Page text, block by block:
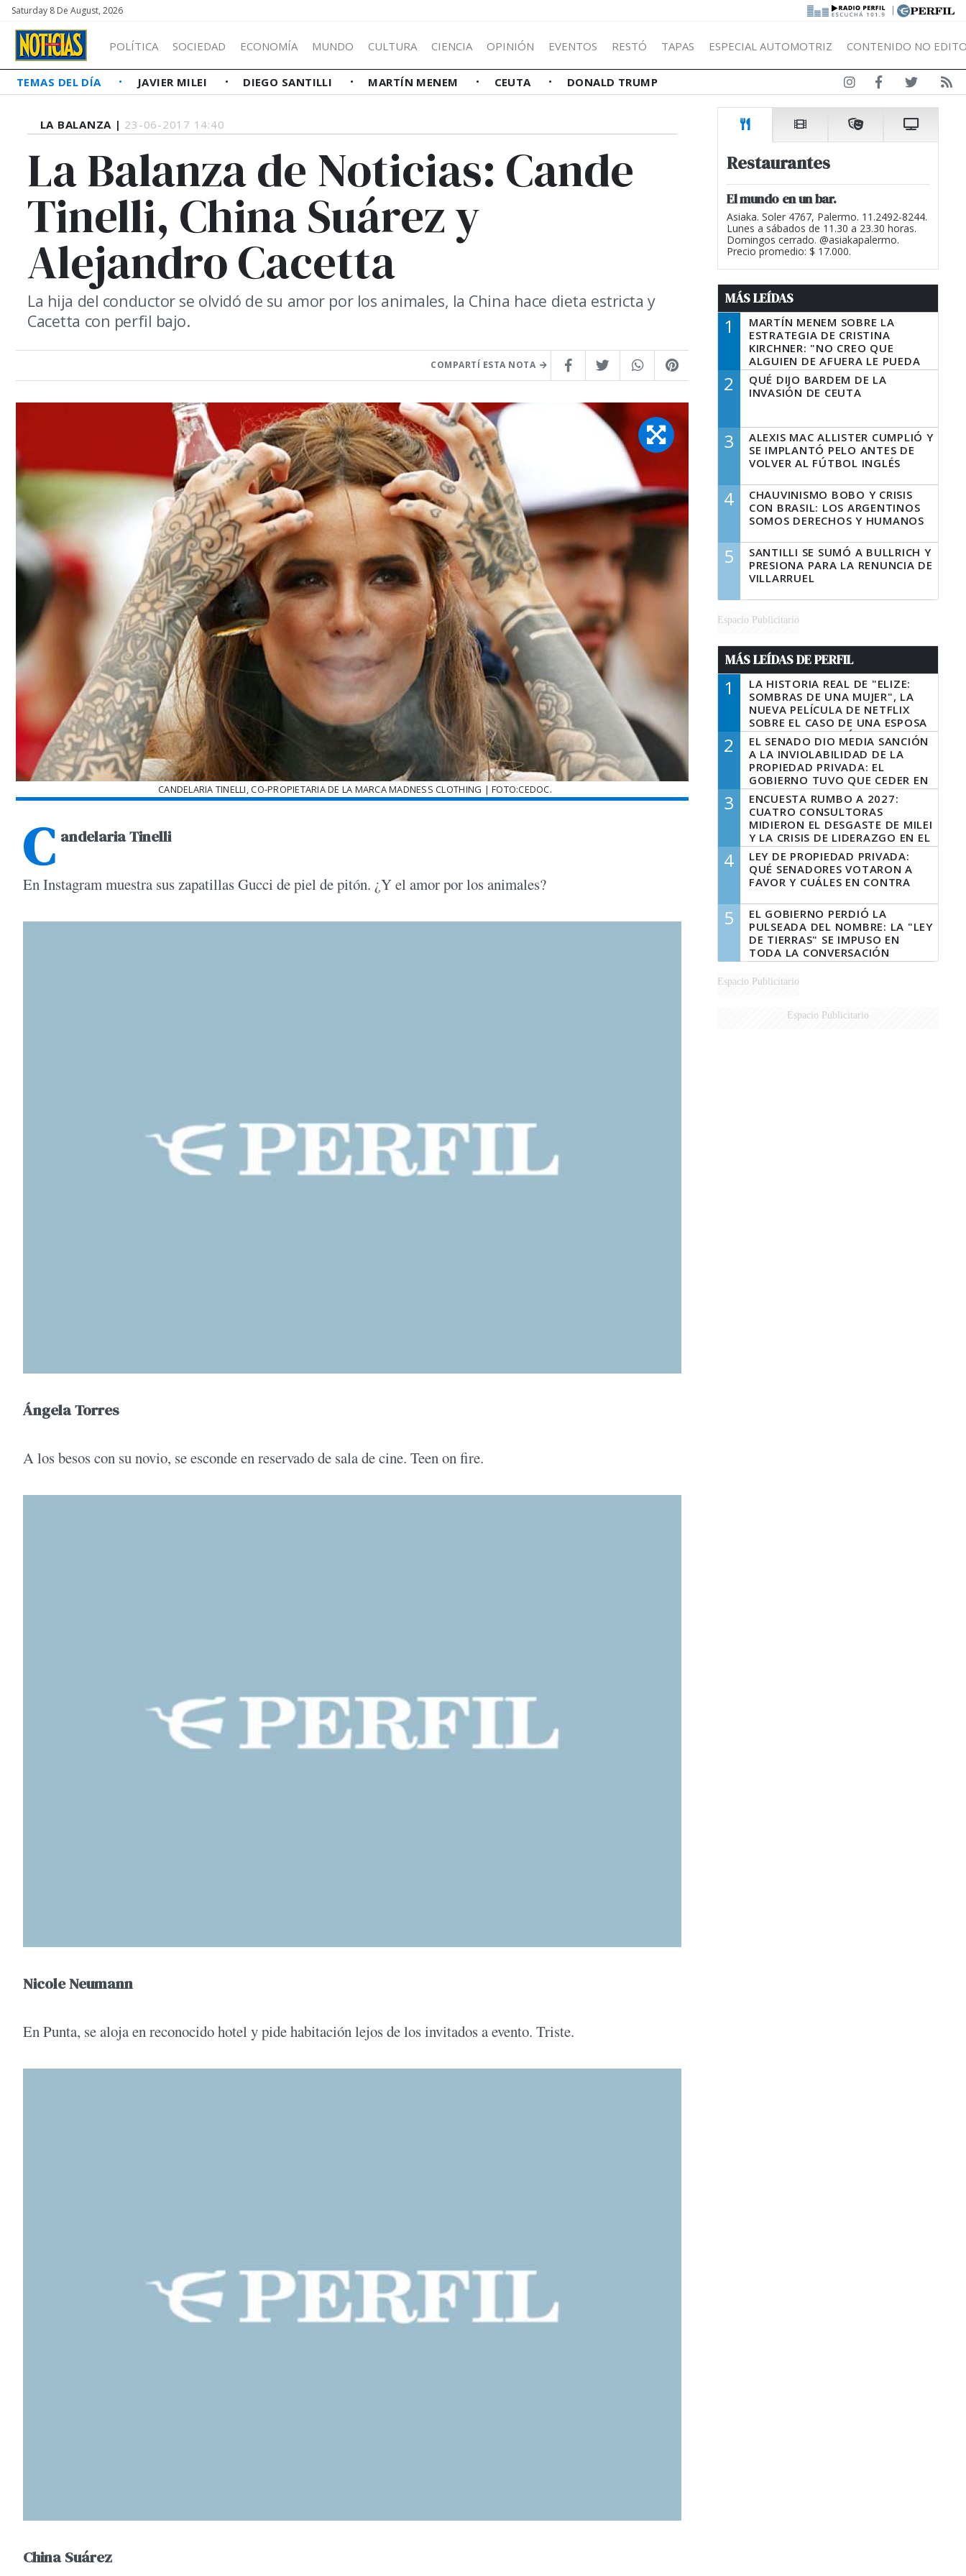
Saturday 8 De August, 2026 |
POLÍTICA SOCIEDAD ECONOMÍA MUNDO CULTURA CIENCIA OPINIÓN EVENTOS RESTÓ TAPAS ESPECIAL AUTOMOTRIZ CONTENIDO NO
TEMAS DEL DÍA JAVIER MILEI DIEGO SANTILLI MARTÍN MENEM CEUTA DONALD TRUMP
LA BALANZA | 23-06-2017 14:40
La Balanza de Noticias: Cande
Tinelli, China Suárez y
Alejandro Cacetta
La hija del conductor se olvidó de su amor por los animales, la China hace dieta estricta y
Cacetta con perfil bajo.
COMPARTÍ ESTA NOTA
CANDELARIA TINELLI, CO-PROPIETARIA DE LA MARCA MADNESS CLOTHING | FOTO:CEDOC.
C andelaria Tinelli
En Instagram muestra sus zapatillas Gucci de piel de pitón. ¿Y el amor por los animales?
Ángela Torres
A los besos con su novio, se esconde en reservado de sala de cine. Teen on fire.
Nicole Neumann
En Punta, se aloja en reconocido hotel y pide habitación lejos de los invitados a evento. Triste.
China Suárez
Restaurantes
El mundo en un bar.
Asiaka. Soler 4767, Palermo. 11.2492-8244.
Lunes a sábados de 11.30 a 23.30 horas.
Domingos cerrado. @asiakapalermo.
Precio promedio: $ 17.000.
MÁS LEÍDAS
1
MARTÍN MENEM SOBRE LA
ESTRATEGIA DE CRISTINA
KIRCHNER: "NO CREO QUE
ALGUIEN DE AFUERA LE PUEDA
DECIR A LA JUSTICIA LO QUE
TIENE QUE HACER"
2
QUÉ DIJO BARDEM DE LA
INVASIÓN DE CEUTA
3
ALEXIS MAC ALLISTER CUMPLIÓ Y
SE IMPLANTÓ PELO ANTES DE
VOLVER AL FÚTBOL INGLÉS
4
CHAUVINISMO BOBO Y CRISIS
CON BRASIL: LOS ARGENTINOS
SOMOS DERECHOS Y HUMANOS
5
SANTILLI SE SUMÓ A BULLRICH Y
PRESIONA PARA LA RENUNCIA DE
VILLARRUEL
Espacio Publicitario
MÁS LEÍDAS DE PERFIL
1
LA HISTORIA REAL DE "ELIZE:
SOMBRAS DE UNA MUJER", LA
NUEVA PELÍCULA DE NETFLIX
SOBRE EL CASO DE UNA ESPOSA
QUE DESCUARTIZÓ A SU
MARIDO
2
EL SENADO DIO MEDIA SANCIÓN
A LA INVIOLABILIDAD DE LA
PROPIEDAD PRIVADA: EL
GOBIERNO TUVO QUE CEDER EN
LA LEY DEL MANEJO DEL FUEGO
3
ENCUESTA RUMBO A 2027:
CUATRO CONSULTORAS
MIDIERON EL DESGASTE DE MILEI
Y LA CRISIS DE LIDERAZGO EN EL
PERONISMO
4
LEY DE PROPIEDAD PRIVADA:
QUÉ SENADORES VOTARON A
FAVOR Y CUÁLES EN CONTRA
5
EL GOBIERNO PERDIÓ LA
PULSEADA DEL NOMBRE: LA "LEY
DE TIERRAS" SE IMPUSO EN
TODA LA CONVERSACIÓN
DIGITAL
Espacio Publicitario
Espacio Publicitario